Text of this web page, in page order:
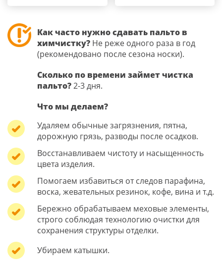
Как часто нужно сдавать пальто в
химчистку? Не реже одного раза в год
(рекомендовано после сезона носки).
Сколько по времени займет чистка
пальто?2-3 дня.
Что мы делаем?
Удаляем обычные загрязнения, пятна,
дорожную грязь, разводы после осадков.
Восстанавливаем чистоту и насыщенность
цвета изделия.
Помогаем избавиться от следов парафина,
воска, жевательных резинок, кофе, вина и т.д.
Бережно обрабатываем меховые элементы,
строго соблюдая технологию очистки для
сохранения структуры отделки.
Убираем катышки.